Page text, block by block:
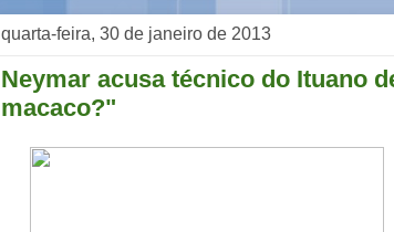
quarta-feira, 30 de janeiro de 2013
Neymar acusa técnico do Ituano
macaco?"